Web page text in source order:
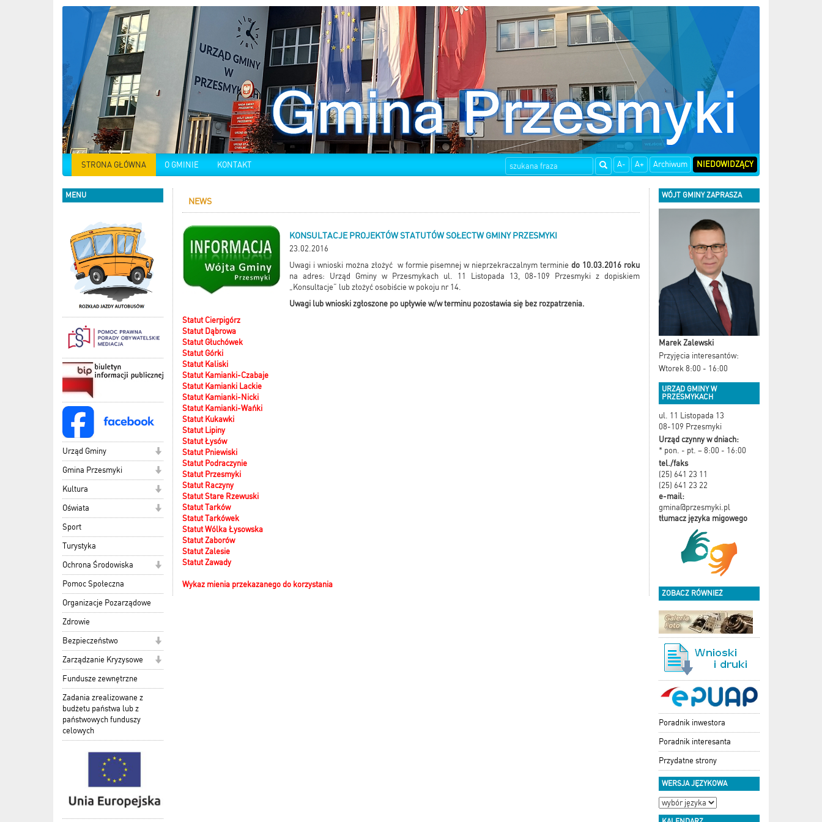
STRONA GŁÓWNA O GMINIE KONTAKT A- A+ Archiwum NIEDOWIDZĄCY
MENU
Urząd Gminy
Gmina Przesmyki
Kultura
Oświata
Sport
Turystyka
Ochrona Środowiska
Pomoc Społeczna
Organizacje Pozarządowe
Zdrowie
Bezpieczeństwo
Zarządzanie Kryzysowe
Fundusze zewnętrzne
Zadania zrealizowane z
budżetu państwa lub z
państwowych funduszy
celowych
NEWS
KONSULTACJE PROJEKTÓW STATUTÓW SOŁECTW GMINY PRZESMYKI
23.02.2016
Uwagi i wnioski można złożyć w formie pisemnej w nieprzekraczalnym terminiedo 10.03.2016 roku
na adres: Urząd Gminy w Przesmykach ul. 11 Listopada 13, 08-109 Przesmyki z dopiskiem
„Konsultacje” lub złożyć osobiście w pokoju nr 14.
Uwagi lub wnioski zgłoszone po upływie w/w terminu pozostawia się bez rozpatrzenia.
Statut Cierpigórz
Statut Dąbrowa
Statut Głuchówek
Statut Górki
Statut Kaliski
Statut Kamianki-Czabaje
Statut Kamianki Lackie
Statut Kamianki-Nicki
Statut Kamianki-Wańki
Statut Kukawki
Statut Lipiny
Statut Łysów
Statut Pniewiski
Statut Podraczynie
Statut Przesmyki
Statut Raczyny
Statut Stare Rzewuski
Statut Tarków
Statut Tarkówek
Statut Wólka Łysowska
Statut Zaborów
Statut Zalesie
Statut Zawady
Wykaz mienia przekazanego do korzystania
WÓJT GMINY ZAPRASZA
Marek Zalewski
Przyjęcia interesantów:
Wtorek 8:00 - 16:00
URZĄD GMINY W
PRZESMYKACH
ul. 11 Listopada 13
08-109 Przesmyki
Urząd czynny w dniach:
* pon. - pt. – 8:00 - 16:00
tel./faks
(25) 641 23 11
(25) 641 23 22
e-mail:
gmina@przesmyki.pl
tłumacz języka migowego
ZOBACZ RÓWNIEŻ
Poradnik inwestora
Poradnik interesanta
Przydatne strony
WERSJA JĘZYKOWA